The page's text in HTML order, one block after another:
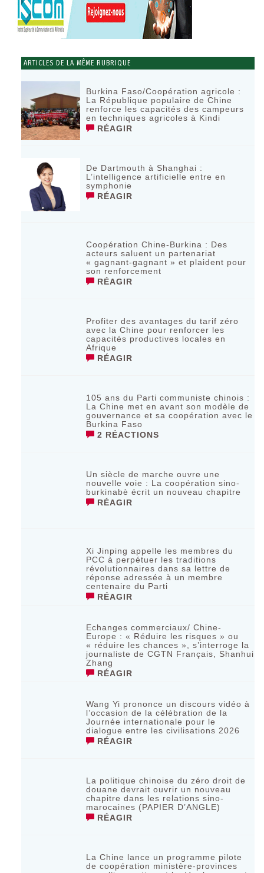
ARTICLES DE LA MÊME RUBRIQUE
Burkina Faso/Coopération agricole :
La République populaire de Chine
renforce les capacités des campeurs
en techniques agricoles à Kindi
RÉAGIR
De Dartmouth à Shanghai :
L’intelligence artificielle entre en
symphonie
RÉAGIR
Coopération Chine-Burkina : Des
acteurs saluent un partenariat
« gagnant-gagnant » et plaident pour
son renforcement
RÉAGIR
Profiter des avantages du tarif zéro
avec la Chine pour renforcer les
capacités productives locales en
Afrique
RÉAGIR
105 ans du Parti communiste chinois :
La Chine met en avant son modèle de
gouvernance et sa coopération avec le
Burkina Faso
2 RÉACTIONS
Un siècle de marche ouvre une
nouvelle voie : La coopération sino-
burkinabè écrit un nouveau chapitre
RÉAGIR
Xi Jinping appelle les membres du
PCC à perpétuer les traditions
révolutionnaires dans sa lettre de
réponse adressée à un membre
centenaire du Parti
RÉAGIR
Echanges commerciaux/ Chine-
Europe : « Réduire les risques » ou
« réduire les chances », s’interroge la
journaliste de CGTN Français, Shanhui
Zhang
RÉAGIR
Wang Yi prononce un discours vidéo à
l’occasion de la célébration de la
Journée internationale pour le
dialogue entre les civilisations 2026
RÉAGIR
La politique chinoise du zéro droit de
douane devrait ouvrir un nouveau
chapitre dans les relations sino-
marocaines (PAPIER D’ANGLE)
RÉAGIR
La Chine lance un programme pilote
de coopération ministère-provinces